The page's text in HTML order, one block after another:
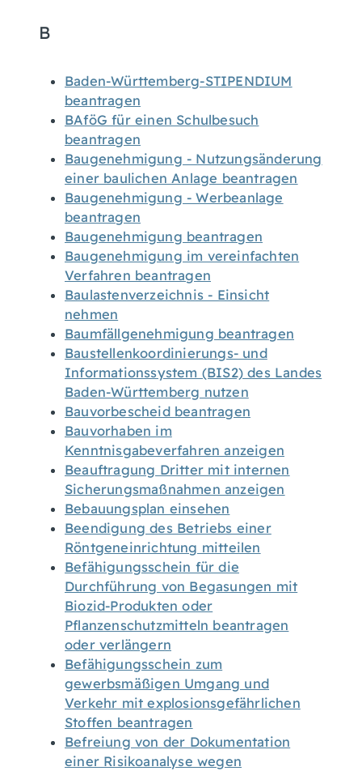
B
Baden-Württemberg-STIPENDIUM
beantragen
BAföG für einen Schulbesuch
beantragen
Baugenehmigung - Nutzungsänderung
einer baulichen Anlage beantragen
Baugenehmigung - Werbeanlage
beantragen
Baugenehmigung beantragen
Baugenehmigung im vereinfachten
Verfahren beantragen
Baulastenverzeichnis - Einsicht
nehmen
Baumfällgenehmigung beantragen
Baustellenkoordinierungs- und
Informationssystem (BIS2) des Landes
Baden-Württemberg nutzen
Bauvorbescheid beantragen
Bauvorhaben im
Kenntnisgabeverfahren anzeigen
Beauftragung Dritter mit internen
Sicherungsmaßnahmen anzeigen
Bebauungsplan einsehen
Beendigung des Betriebs einer
Röntgeneinrichtung mitteilen
Befähigungsschein für die
Durchführung von Begasungen mit
Biozid-Produkten oder
Pflanzenschutzmitteln beantragen
oder verlängern
Befähigungsschein zum
gewerbsmäßigen Umgang und
Verkehr mit explosionsgefährlichen
Stoffen beantragen
Befreiung von der Dokumentation
einer Risikoanalyse wegen